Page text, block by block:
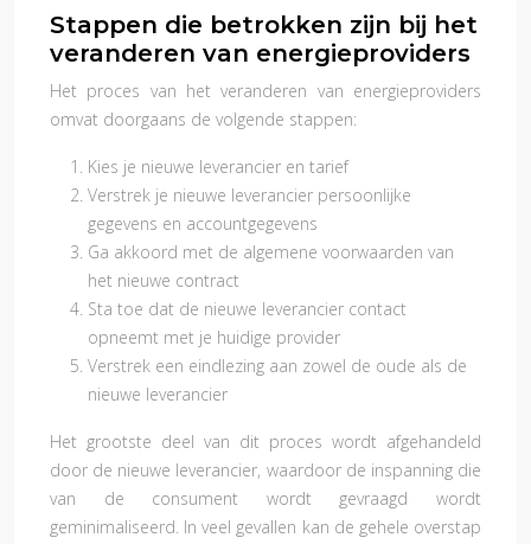
Stappen die betrokken zijn bij het
veranderen van energieproviders
Het proces van het veranderen van energieproviders
omvat doorgaans de volgende stappen:
Kies je nieuwe leverancier en tarief
Verstrek je nieuwe leverancier persoonlijke
gegevens en accountgegevens
Ga akkoord met de algemene voorwaarden van
het nieuwe contract
Sta toe dat de nieuwe leverancier contact
opneemt met je huidige provider
Verstrek een eindlezing aan zowel de oude als de
nieuwe leverancier
Het grootste deel van dit proces wordt afgehandeld
door de nieuwe leverancier, waardoor de inspanning die
van de consument wordt gevraagd wordt
geminimaliseerd. In veel gevallen kan de gehele overstap